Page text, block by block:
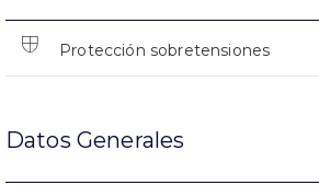
Protección sobretensiones
Datos Generales